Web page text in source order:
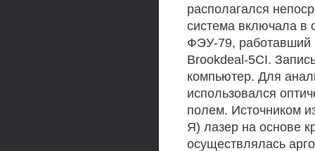
располагался
система включала в
ФЭУ-79, работавший
Brookdeal-5CI.
компьютер. Для
использовался
полем. Источником
Я) лазер на основе
осуществлялась